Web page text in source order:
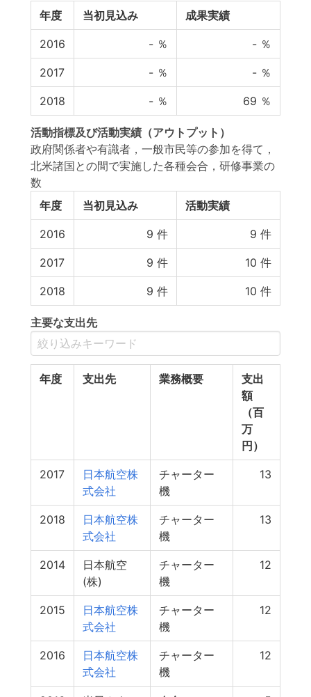
年度
当初見込み 成果実績
2016 - ％ - ％
2017 - ％ - ％
2018 - ％ 69 ％
活動指標及び活動実績 （アウトプット）
政府関係者や有識者，一般市民等の参加を得て，
北米諸国との間で実施した各種会合，研修事業の
数
年度
当初見込み 活動実績
2016 9 件 9 件
2017 9 件 10 件
2018 9 件 10 件
主要な支出先
年度 支出先 業務概要
支出
額
（百
万
円）
2017
日本航空株
式会社
チャーター
機
13
2018
日本航空株
式会社
チャーター
機
13
2014
日本航空
(株)
チャーター
機
12
2015
日本航空株
式会社
チャーター
機
12
2016
日本航空株
式会社
チャーター
機
12